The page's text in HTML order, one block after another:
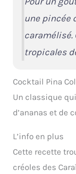
une pincée
caramélisé.
tropicales
Cocktail Pina
Un classique
d’ananas et de
L’info en plus
Cette recette
créoles des